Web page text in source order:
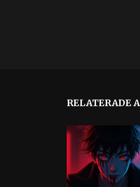
RELATERADE